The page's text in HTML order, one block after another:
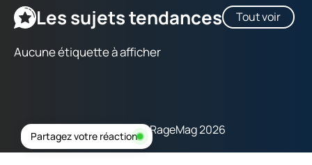
Les sujets tendances Tout voir
Aucune étiquette à afficher
Copyright © RageMag 2026
Partagez votre réaction